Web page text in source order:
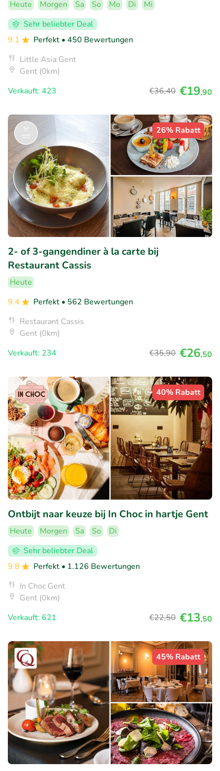
Heute Morgen Sa So Mo Di
Mi
Sehr beliebter Deal
9.1
Perfekt • 450 Bewertungen
Little Asia Gent
Gent (0km)
Verkauft: 423
€36,40 €19,90
26% Rabatt
2- of 3-gangendiner à la carte bij
Restaurant Cassis
Heute
9.4
Perfekt • 562 Bewertungen
Restaurant Cassis
Gent (0km)
Verkauft: 234
€35,90 €26,50
40% Rabatt
Ontbijt naar keuze bij In Choc in hartje Gent
Heute Morgen Sa So
Di
Sehr beliebter Deal
9.8
Perfekt • 1.126 Bewertungen
In Choc Gent
Gent (0km)
Verkauft: 621
€22,50 €13,50
45% Rabatt